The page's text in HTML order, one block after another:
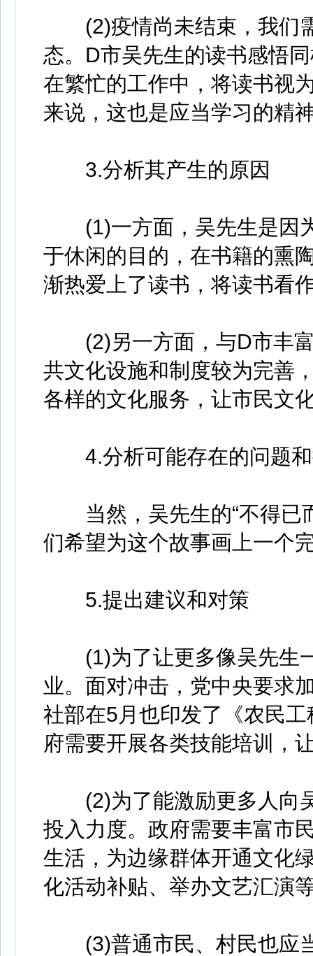
(2)疫情尚未结束，我们
态。D市吴先生的读书感悟
在繁忙的工作中，将读书视
来说，这也是应当学习的精
3.分析其产生的原因
(1)一方面，吴先生是因
于休闲的目的，在书籍的熏
渐热爱上了读书，将读书看
(2)另一方面，与D市丰富
共文化设施和制度较为完善
各样的文化服务，让市民文
4.分析可能存在的问题和
当然，吴先生的“不得已
们希望为这个故事画上一个
5.提出建议和对策
(1)为了让更多像吴先生
业。面对冲击，党中央要求
社部在5月也印发了《农民
府需要开展各类技能培训，
(2)为了能激励更多人向
投入力度。政府需要丰富市
生活，为边缘群体开通文化
化活动补贴、举办文艺汇演
(3)普通市民、村民也应